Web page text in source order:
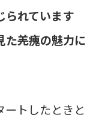
られています
た羌瘣の魅力に
ートしたときと